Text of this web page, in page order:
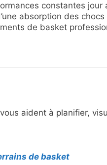
constantes jour
absorption des
de basket
aident à planifier,
de basket